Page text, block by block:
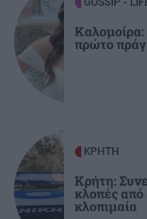
τη θάλασσα
GOSSIP - LIFESTYLE
Η Βαλέρια
Βλωτιδέλλης
Έξοδος Αυγούστου:
αδειούχων –
ΕΛΛΑΔΑ
Καλομοίρα:
πρώτο
ΚΡΗΤΗ
Κρήτη:
κλοπές από
κλοπιμαία